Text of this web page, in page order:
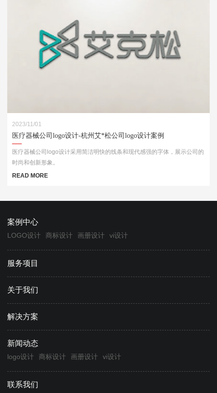
2023/11/01
医疗器械公司logo设计-杭州艾*松公司logo设计案例
医疗器械公司logo设计采用简洁明快的线条和现代感强的字体，展示公司的
时尚和创新形象。
READ MORE
案例中心
LOGO设计 商标设计 画册设计 vi设计
服务项目
关于我们
解决方案
新闻动态
logo设计 商标设计 画册设计 vi设计
联系我们